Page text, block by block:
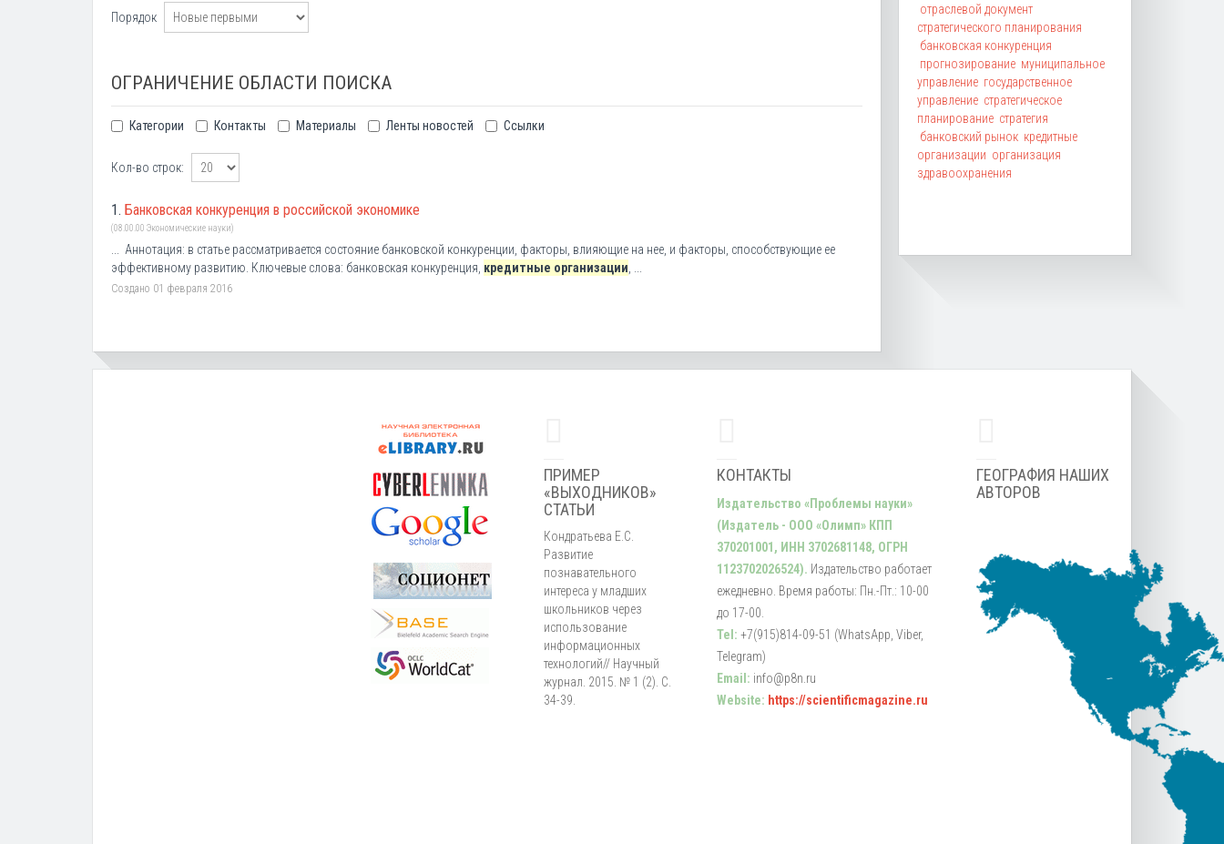
Порядок
ОГРАНИЧЕНИЕ ОБЛАСТИ ПОИСКА
Категории Контакты Материалы Ленты новостей Ссылки
Кол-во строк:
1. Банковская конкуренция в российской экономике
(08.00.00 Экономические науки)
... Аннотация: в статье рассматривается состояние банковской конкуренции, факторы, влияющие на нее, и факторы, способствующие ее
эффективному развитию. Ключевые слова: банковская конкуренция, кредитные организации, ...
Создано 01 февраля 2016
отраслевой документ
стратегического планирования
банковская конкуренция
прогнозирование муниципальное
управление государственное
управление стратегическое
планирование стратегия
банковский рынок кредитные
организации организация
здравоохранения
ПРИМЕР
«ВЫХОДНИКОВ»
СТАТЬИ
Кондратьева Е.С.
Развитие
познавательного
интереса у младших
школьников через
использование
информационных
технологий// Научный
журнал. 2015. № 1 (2). С.
34-39.
КОНТАКТЫ
Издательство «Проблемы науки»
(Издатель - ООО «Олимп» КПП
370201001, ИНН 3702681148, ОГРН
1123702026524). Издательство работает
ежедневно. Время работы: Пн.-Пт.: 10-00
до 17-00.
Tel: +7(915)814-09-51 (WhatsApp, Viber,
Telegram)
Email: info@p8n.ru
Website: https://scientificmagazine.ru
ГЕОГРАФИЯ НАШИХ
АВТОРОВ